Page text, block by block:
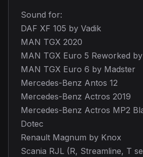
Sound for:
DAF XF 105 by Vadik
MAN TGX 2020
MAN TGX Euro 5 Reworked
MAN TGX Euro 6 by Madster
Mercedes-Benz Antos 12
Mercedes-Benz Actros 2019
Mercedes-Benz Actros MP2
Dotec
Renault Magnum by Knox
Scania RJL (R, Streamline, T